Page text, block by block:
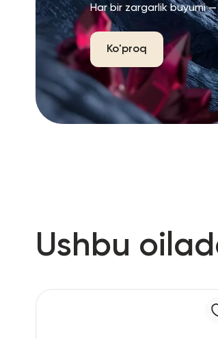
Har bir zargarlik buyumi
Ko'proq
Ushbu